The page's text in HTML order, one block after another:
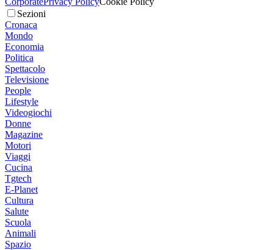
Sezioni
Cronaca
Mondo
Economia
Politica
Spettacolo
Televisione
People
Lifestyle
Videogiochi
Donne
Magazine
Motori
Viaggi
Cucina
Tgtech
E-Planet
Cultura
Salute
Scuola
Animali
Spazio